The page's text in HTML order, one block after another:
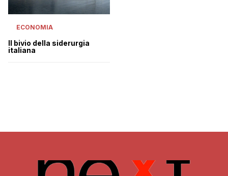
ECONOMIA
Il bivio della siderurgia
italiana